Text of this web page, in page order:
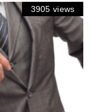
3905 views